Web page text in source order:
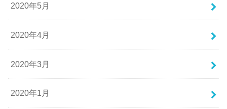
2020年5月
2020年4月
2020年3月
2020年1月